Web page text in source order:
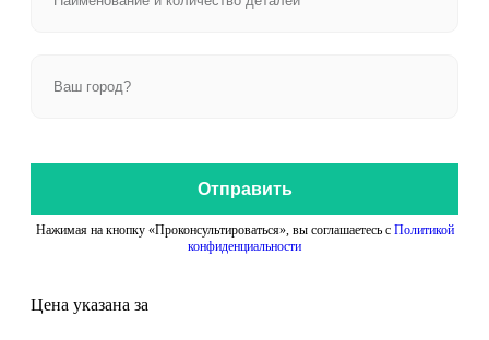
Отправить
Нажимая на кнопку «Проконсультироваться», вы соглашаетесь с Политикой
конфиденциальности
Цена указана за